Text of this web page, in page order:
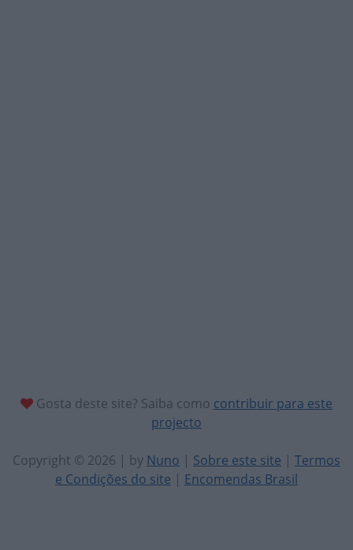
Gosta deste site? Saiba como contribuir para este
projecto
Copyright © 2026 | by Nuno | Sobre este site | Termos
e Condições do site | Encomendas Brasil